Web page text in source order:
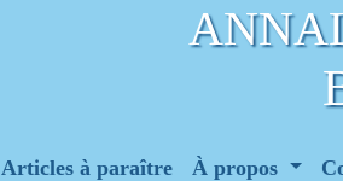
Articles à paraître À propos